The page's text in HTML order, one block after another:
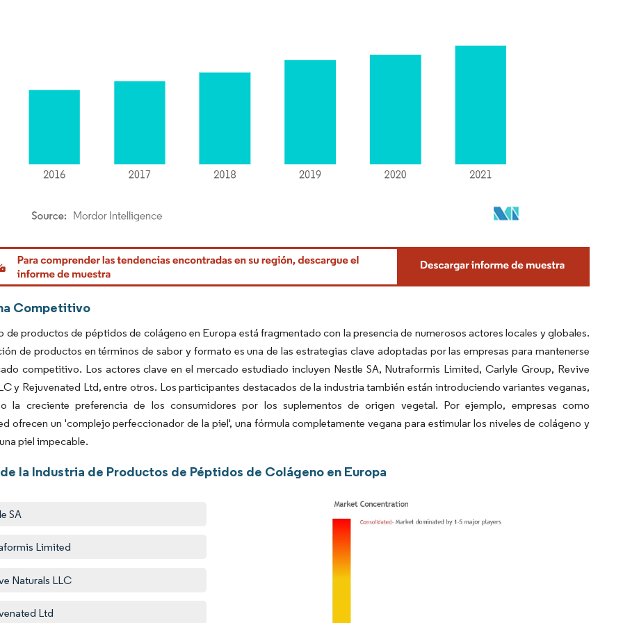
Intelligence. El uso requiere atribución según CC BY 4.0.
Competitivo
de productos de péptidos de colágeno en Europa está fragmentado con la presencia de numerosos actores locales y globales.
de productos en términos de sabor y formato es una de las estrategias clave adoptadas por las empresas para mantenerse
competitivo. Los actores clave en el mercado estudiado incluyen Nestle SA, Nutraformis Limited, Carlyle Group, Revive
y Rejuvenated Ltd, entre otros. Los participantes destacados de la industria también están introduciendo variantes veganas,
la creciente preferencia de los consumidores por los suplementos de origen vegetal. Por ejemplo, empresas como
ofrecen un 'complejo perfeccionador de la piel', una fórmula completamente vegana para estimular los niveles de colágeno y
piel impecable.
la Industria de Productos de Péptidos de Colágeno en Europa
SA
Limited
Naturals LLC
Ltd